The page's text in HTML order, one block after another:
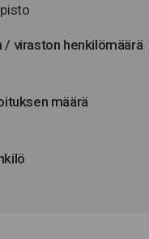
/ viraston henkilömäärä
määrä